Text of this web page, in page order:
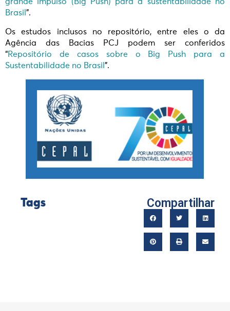
Brasil ”.
Os estudos inclusos no repositório, entre eles o da
Agência das Bacias PCJ podem ser conferidos
“Repositório de casos sobre o Big Push para a
Sustentabilidade no Brasil ”.
Tags Compartilhar